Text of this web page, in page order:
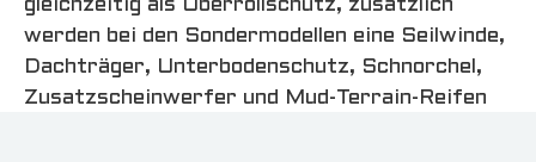
gleichzeitig als Überrollschutz, zusätzlich
werden bei den Sondermodellen eine Seilwinde,
Dachträger, Unterbodenschutz, Schnorchel,
Zusatzscheinwerfer und Mud-Terrain-Reifen